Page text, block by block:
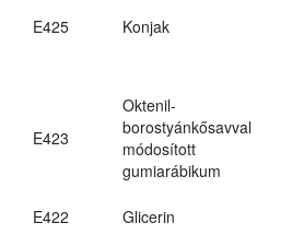
E425 Konjak
E423
Oktenil-
borostyánkősavval
módosított
gumiarábikum
E422 Glicerin